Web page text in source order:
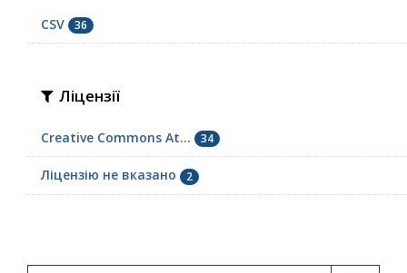
CSV 36
Ліцензії
Creative Commons At... 34
Ліцензію не вказано 2